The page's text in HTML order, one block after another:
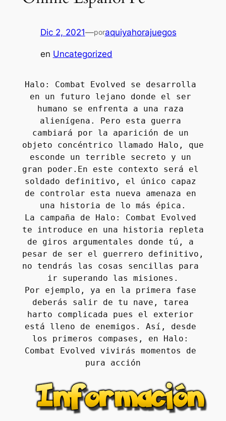
Dic 2, 2021—poraquiyahorajuegos
en Uncategorized
Halo: Combat Evolved se desarrolla
en un futuro lejano donde el ser
humano se enfrenta a una raza
alienígena. Pero esta guerra
cambiará por la aparición de un
objeto concéntrico llamado Halo, que
esconde un terrible secreto y un
gran poder.En este contexto será el
soldado definitivo, el único capaz
de controlar esta nueva amenaza en
una historia de lo más épica.
La campaña de Halo: Combat Evolved
te introduce en una historia repleta
de giros argumentales donde tú, a
pesar de ser el guerrero definitivo,
no tendrás las cosas sencillas para
ir superando las misiones.
Por ejemplo, ya en la primera fase
deberás salir de tu nave, tarea
harto complicada pues el exterior
está lleno de enemigos. Así, desde
los primeros compases, en Halo:
Combat Evolved vivirás momentos de
pura acción